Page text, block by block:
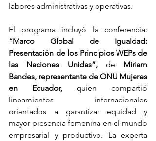
labores administrativas y operativas.
“Marco Global de Igualdad:
Presentación de los Principios WEPs de
las Naciones Unidas”, de Miriam
Bandes, representante de ONU Mujeres
en Ecuador, quien compartió
lineamientos internacionales
orientados a garantizar equidad y
mayor presencia femenina en el mundo
empresarial y productivo. La experta